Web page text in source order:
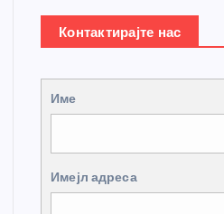
Контактирајте нас
Име
Имејл адреса